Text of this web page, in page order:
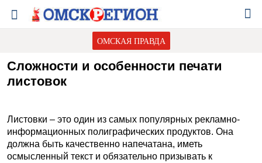
ОМСКАЯ ПРАВДА
Сложности и особенности печати
листовок
Листовки – это один из самых популярных рекламно-
информационных полиграфических продуктов. Она
должна быть качественно напечатана, иметь
осмысленный текст и обязательно призывать к